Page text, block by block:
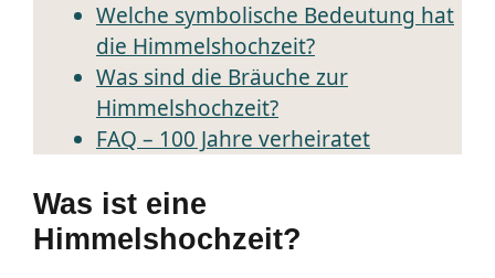
Welche symbolische Bedeutung hat
die Himmelshochzeit?
Was sind die Bräuche zur
Himmelshochzeit?
FAQ – 100 Jahre verheiratet
Was ist eine
Himmelshochzeit?